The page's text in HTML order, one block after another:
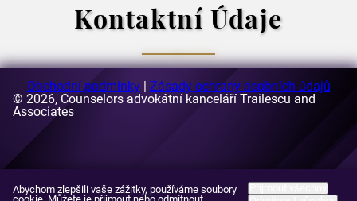
Kontaktní Údaje
E-mail: [email protected]
Adresa:
Bukurešť, Rumunsko
Abychom zlepšili vaše zážitky, používáme soubory
Obchodní podmínky| Zásady ochrany osobních údajů
© 2026, Counselors advokátní kanceláří Trailescu and
Associates